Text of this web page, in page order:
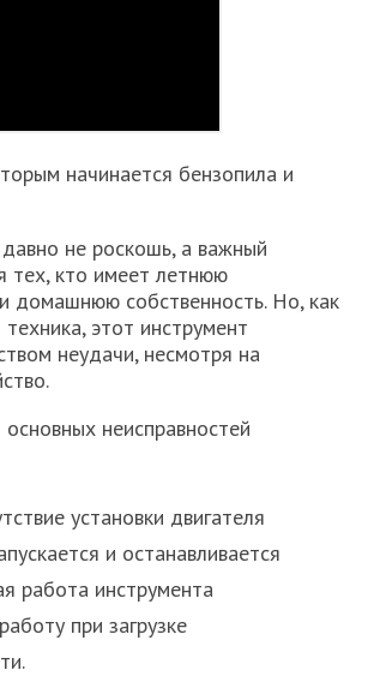
начинается бензопила и
не роскошь, а важный
тех, кто имеет летнюю
домашнюю собственность. Но, как
этот инструмент
неудачи, несмотря на
неисправностей
установки двигателя
и останавливается
работа инструмента
при загрузке